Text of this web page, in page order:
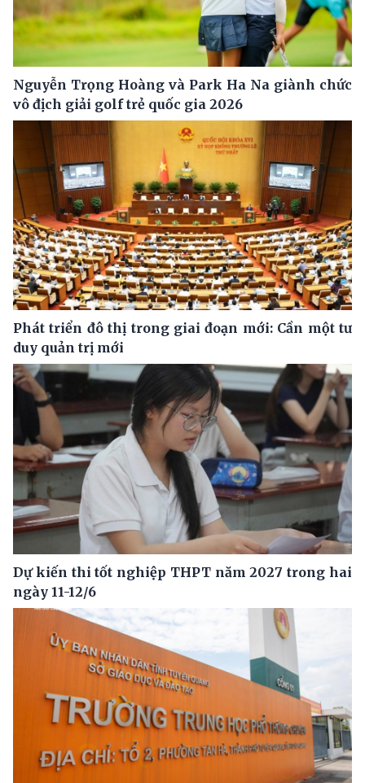
Nguyễn Trọng Hoàng và Park Ha Na giành chức
vô địch giải golf trẻ quốc gia 2026
Phát triển đô thị trong giai đoạn mới: Cần một tư
duy quản trị mới
Dự kiến thi tốt nghiệp THPT năm 2027 trong hai
ngày 11-12/6